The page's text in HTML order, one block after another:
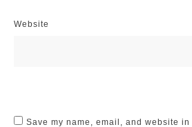
Website
Save my name, email, and website